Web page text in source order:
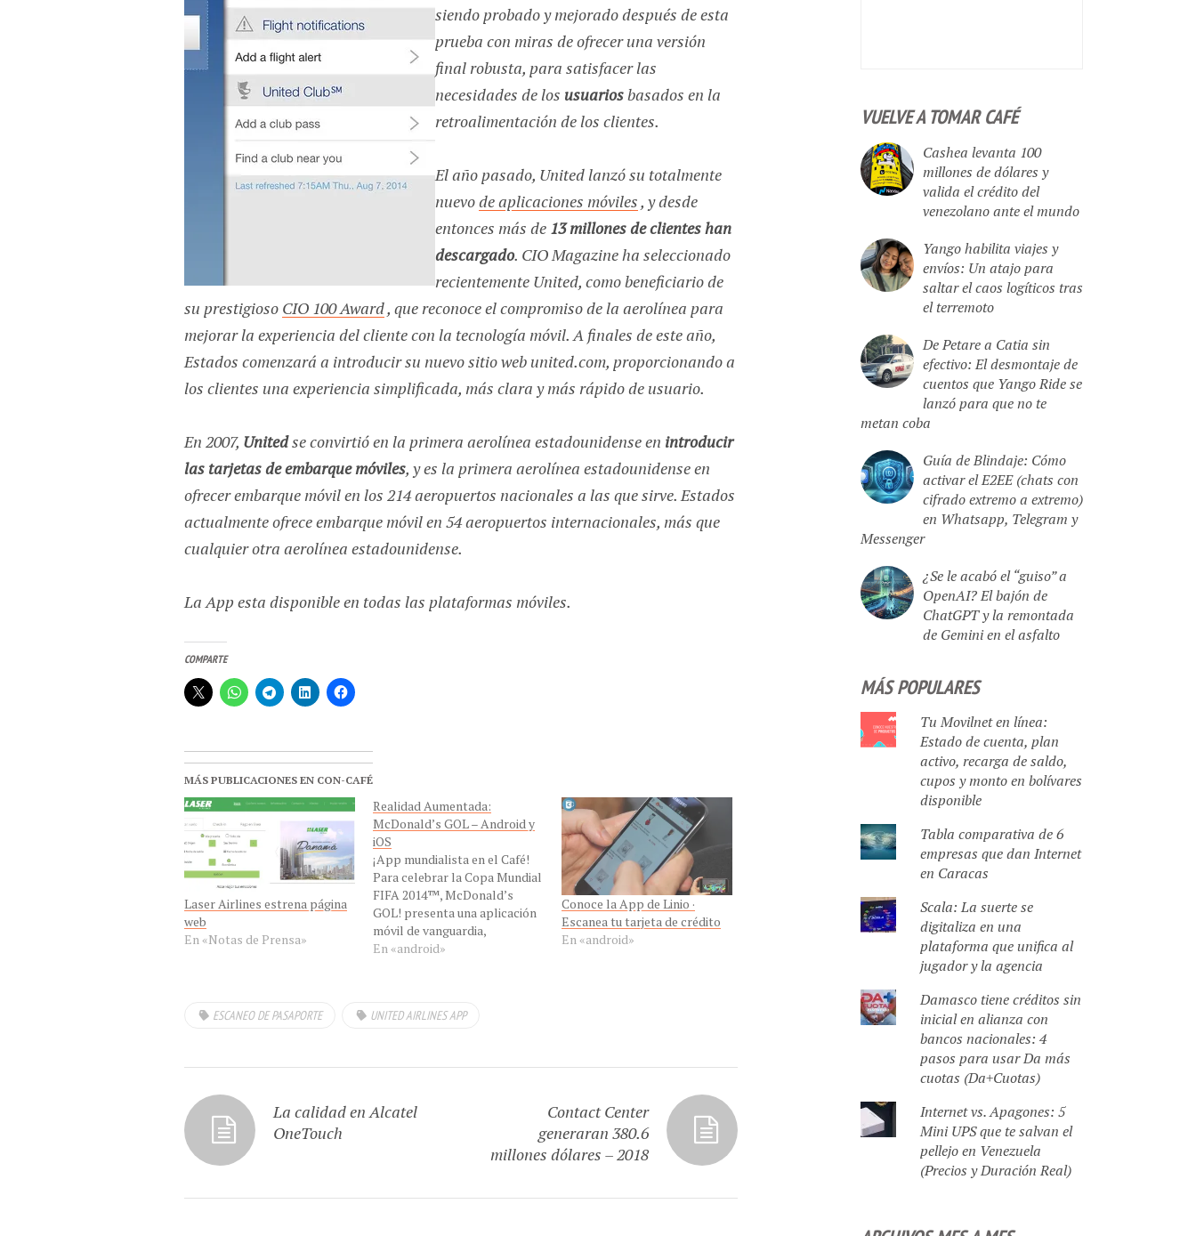
siendo probado y mejorado después de esta
prueba con miras de ofrecer una versión
final robusta, para satisfacer las
necesidades de los usuariosbasados en la
retroalimentación de los clientes.
El año pasado, United lanzó su totalmente
nuevode aplicaciones móviles, y desde
entonces más de 13 millones de clientes han
descargado. CIO Magazine ha seleccionado
recientemente United, como beneficiario de
su prestigioso CIO 100 Award, que reconoce el compromiso de la aerolínea para
mejorar la experiencia del cliente con la tecnología móvil. A finales de este año,
Estados comenzará a introducir su nuevo sitio web united.com, proporcionando a
los clientes una experiencia simplificada, más clara y más rápido de usuario.
En 2007, Unitedse convirtió en la primera aerolínea estadounidense en introducir
las tarjetas de embarque móviles, y es la primera aerolínea estadounidense en
ofrecer embarque móvil en los 214 aeropuertos nacionales a las que sirve. Estados
actualmente ofrece embarque móvil en 54 aeropuertos internacionales, más que
cualquier otra aerolínea estadounidense.
La App esta disponible en todas las plataformas móviles.
COMPARTE
MÁS PUBLICACIONES EN CON-CAFÉ
Laser Airlines estrena página
web
En «Notas de Prensa»
Realidad Aumentada:
McDonald’s GOL – Android y
iOS
¡App mundialista en el Café!
Para celebrar la Copa Mundial
FIFA 2014™, McDonald’s
GOL! presenta una aplicación
móvil de vanguardia,
McDonald’s GOL!,
utiliza esta tecnología en un
GOL! en simultáneo…
En «android»
Conoce la App de Linio ·
Escanea tu tarjeta de crédito
En «android»
ESCANEO DE PASAPORTE UNITED AIRLINES APP
La calidad en Alcatel
OneTouch
Contact Center
generaran 380.6
millones dólares – 2018
VUELVE A TOMAR CAFÉ
Cashea levanta 100
millones de dólares y
valida el crédito del
venezolano ante el mundo
Yango habilita viajes y
envíos: Un atajo para
saltar el caos logíticos tras
el terremoto
De Petare a Catia sin
efectivo: El desmontaje de
cuentos que Yango Ride se
lanzó para que no te
metan coba
Guía de Blindaje: Cómo
activar el E2EE (chats con
cifrado extremo a extremo)
en Whatsapp, Telegram y
Messenger
¿Se le acabó el “guiso” a
OpenAI? El bajón de
ChatGPT y la remontada
de Gemini en el asfalto
MÁS POPULARES
Tu Movilnet en línea:
Estado de cuenta, plan
activo, recarga de saldo,
cupos y monto en bolívares
disponible
Tabla comparativa de 6
empresas que dan Internet
en Caracas
Scala: La suerte se
digitaliza en una
plataforma que unifica al
jugador y la agencia
Damasco tiene créditos sin
inicial en alianza con
bancos nacionales: 4
pasos para usar Da más
cuotas (Da+Cuotas)
Internet vs. Apagones: 5
Mini UPS que te salvan el
pellejo en Venezuela
(Precios y Duración Real)